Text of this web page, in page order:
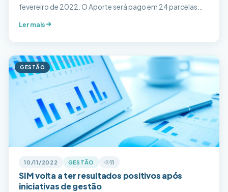
fevereiro de 2022. O Aporte será pago em 24 parcelas
demonstrativos. O Aporte foi uma […]
Ler mais
GESTÃO
10/11/2022 GESTÃO 11
SIM volta a ter resultados positivos após
iniciativas de gestão